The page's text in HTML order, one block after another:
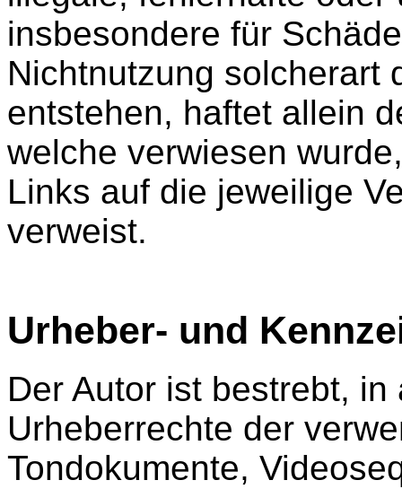
insbesondere für
Nichtnutzung solcherart
entstehen, haftet allein
welche verwiesen
Links auf die jeweilige
verweist.
Urheber- und
Der Autor ist bestrebt,
Urheberrechte der
Tondokumente,